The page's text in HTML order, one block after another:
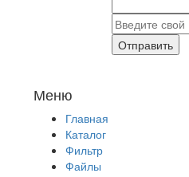
Отправить
Меню
Главная
Каталог
Фильтр
Файлы